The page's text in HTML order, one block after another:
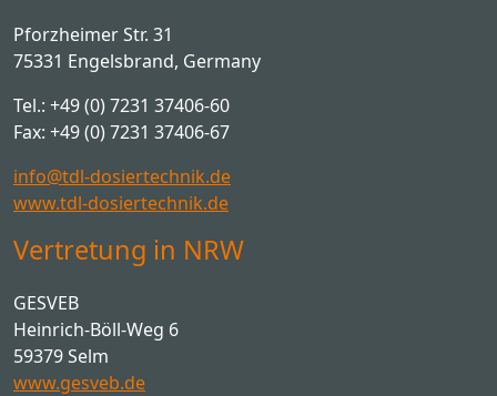
Pforzheimer Str. 31
75331 Engelsbrand, Germany
Tel.: +49 (0) 7231 37406-60
Fax: +49 (0) 7231 37406-67
info@tdl-dosiertechnik.de
www.tdl-dosiertechnik.de
Vertretung in NRW
GESVEB
Heinrich-Böll-Weg 6
59379 Selm
www.gesveb.de